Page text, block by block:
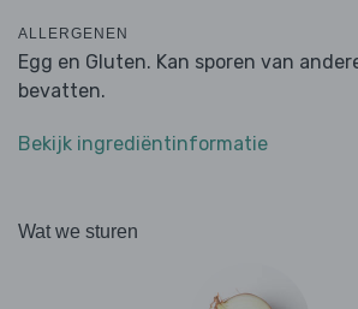
ALLERGENEN
Egg en Gluten. Kan sporen van
bevatten.
Bekijk ingrediëntinformatie
Wat we sturen